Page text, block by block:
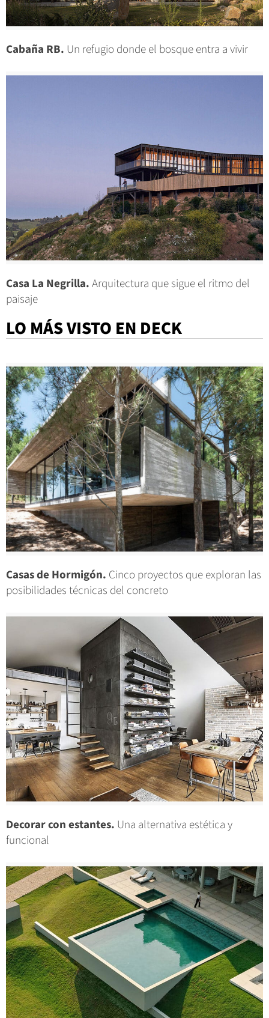
Cabaña RB. Un refugio donde el bosque entra a vivir
Casa La Negrilla.Arquitectura que sigue el ritmo del
paisaje
LO MÁS VISTO EN DECK
Casas de Hormigón. Cinco proyectos que exploran las
posibilidades técnicas del concreto
Decorar con estantes. Una alternativa estética y
funcional